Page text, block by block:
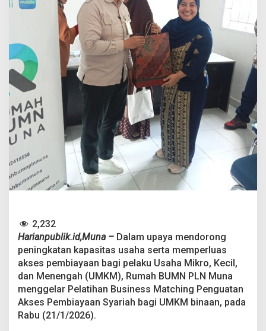
a
a
B
u
e
s
M
a
t
c
A
k
s
e
P
e
m
2,232
Harianpublik.id,Muna – Dalam upaya mendorong
peningkatan kapasitas usaha serta memperluas
akses pembiayaan bagi pelaku Usaha Mikro, Kecil,
dan Menengah (UMKM), Rumah BUMN PLN Muna
menggelar Pelatihan Business Matching Penguatan
Akses Pembiayaan Syariah bagi UMKM binaan, pada
Rabu (21/1/2026).